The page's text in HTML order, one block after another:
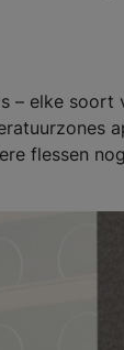
– elke soort
flessen